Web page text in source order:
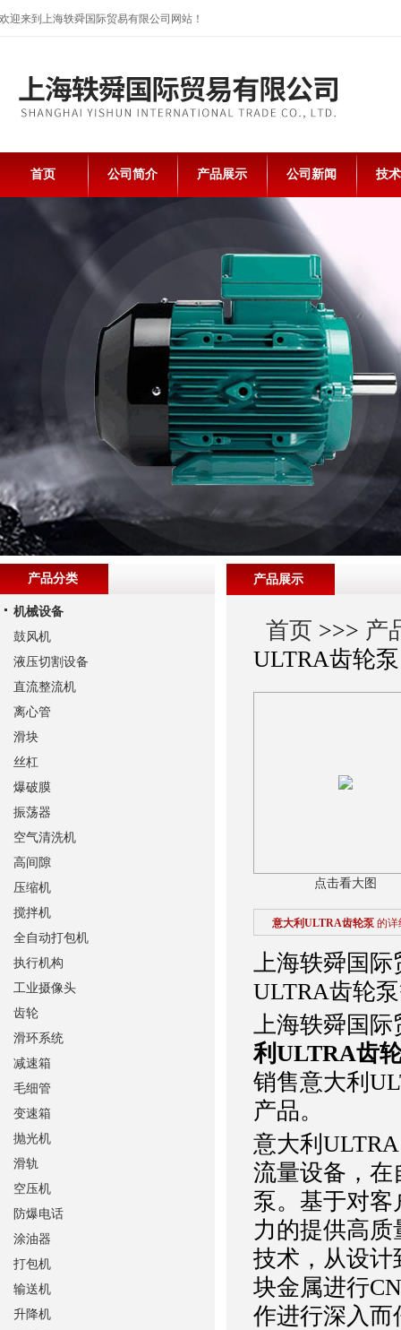
欢迎来到上海轶舜国际贸易有限公司网站！
首页 公司简介 产品展示 公司新闻 技
产品展示
首页 >>> 产
ULTRA齿轮泵
点击看大图
意大利ULTRA齿轮泵 的详
上海轶舜国际
ULTRA齿轮
上海轶舜国际
利ULTRA齿
销售意大利
产品。
意大利
流量设备，在
泵。基于对客
力的提供高
技术，从设计
块金属进行
作进行深入而
产品分类
机械设备
鼓风机
液压切割设备
直流整流机
离心管
滑块
丝杠
爆破膜
振荡器
空气清洗机
高间隙
压缩机
搅拌机
全自动打包机
执行机构
工业摄像头
齿轮
滑环系统
减速箱
毛细管
变速箱
抛光机
滑轨
空压机
防爆电话
涂油器
打包机
输送机
升降机